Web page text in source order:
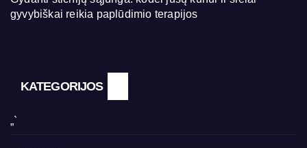
gyvybiškai reikia paplūdimio terapijos
KATEGORIJOS
„`